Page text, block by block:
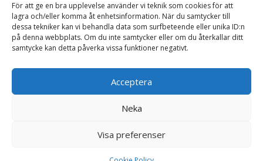
För att ge en bra upplevelse använder vi teknik som cookies för att
lagra och/eller komma åt enhetsinformation. När du samtycker till
dessa tekniker kan vi behandla data som surfbeteende eller unika ID:n
på denna webbplats. Om du inte samtycker eller om du återkallar ditt
samtycke kan detta påverka vissa funktioner negativt.
Acceptera
Neka
Visa preferenser